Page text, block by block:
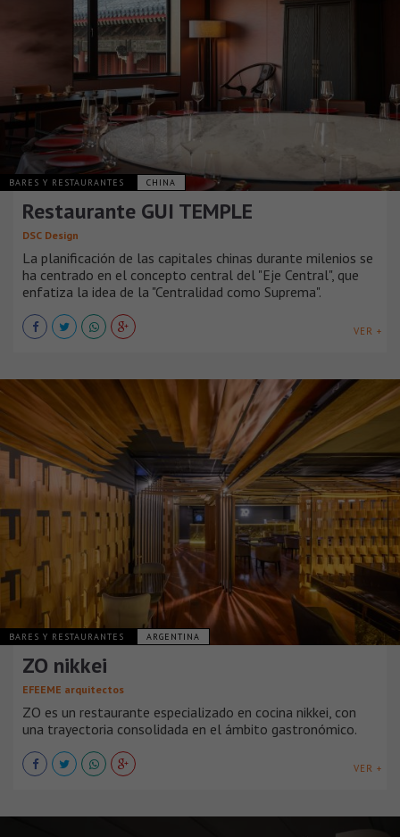
BARES Y RESTAURANTES CHINA
Restaurante GUI TEMPLE
DSC Design
La planificación de las capitales chinas durante milenios se
ha centrado en el concepto central del "Eje Central", que
enfatiza la idea de la "Centralidad como Suprema".
VER +
BARES Y RESTAURANTES ARGENTINA
ZO nikkei
EFEEME arquitectos
ZO es un restaurante especializado en cocina nikkei, con
una trayectoria consolidada en el ámbito gastronómico.
VER +